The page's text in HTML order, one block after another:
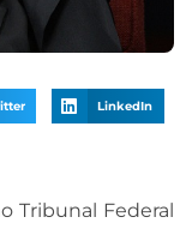
LinkedIn
Tribunal Federal